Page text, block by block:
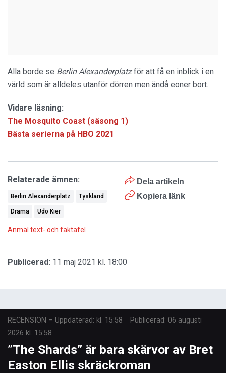
Alla borde se Berlin Alexanderplatzför att få en inblick i en
värld som är alldeles utanför dörren men ändå eoner bort.
Vidare läsning:
The Mosquito Coast (säsong 1)
Bästa serierna på HBO 2021
Dela artikeln
Kopiera länk
Relaterade ämnen:
Berlin Alexanderplatz Tyskland
Drama Udo Kier
Anmäl text- och faktafel
Publicerad: 11 maj 2021 kl. 18:00
RECENSION – Uppdaterad: kl. 15:58 Publicerad: 06 augusti
2026 kl. 15:58
”The Shards” är bara skärvor av Bret
Easton Ellis skräckroman